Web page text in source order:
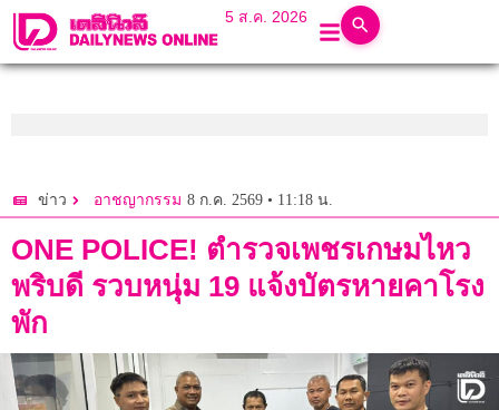
5 ส.ค. 2026
ข่าว อาชญากรรม 8 ก.ค. 2569 • 11:18 น.
ONE POLICE! ตำรวจเพชรเกษมไหว
พริบดี รวบหนุ่ม 19 แจ้งบัตรหายคาโรง
พัก